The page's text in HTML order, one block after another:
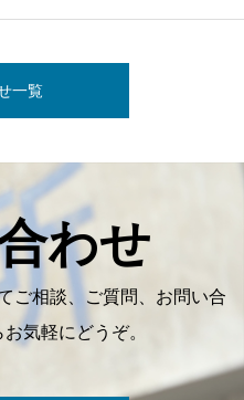
一覧
わせ
ご相談、ご質問、お問い合
気軽にどうぞ。